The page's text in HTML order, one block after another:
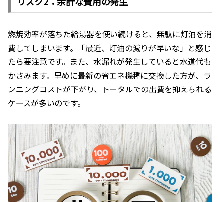
燃焼効率が落ちた給湯器を使い続けると、無駄に灯油を消
費してしまいます。「最近、灯油の減りが早いな」と感じ
たら要注意です。また、水漏れが発生していると水道代も
かさみます。早めに最新の省エネ機種に交換した方が、ラ
ンニングコストが下がり、トータルでの出費を抑えられる
ケースが多いのです。